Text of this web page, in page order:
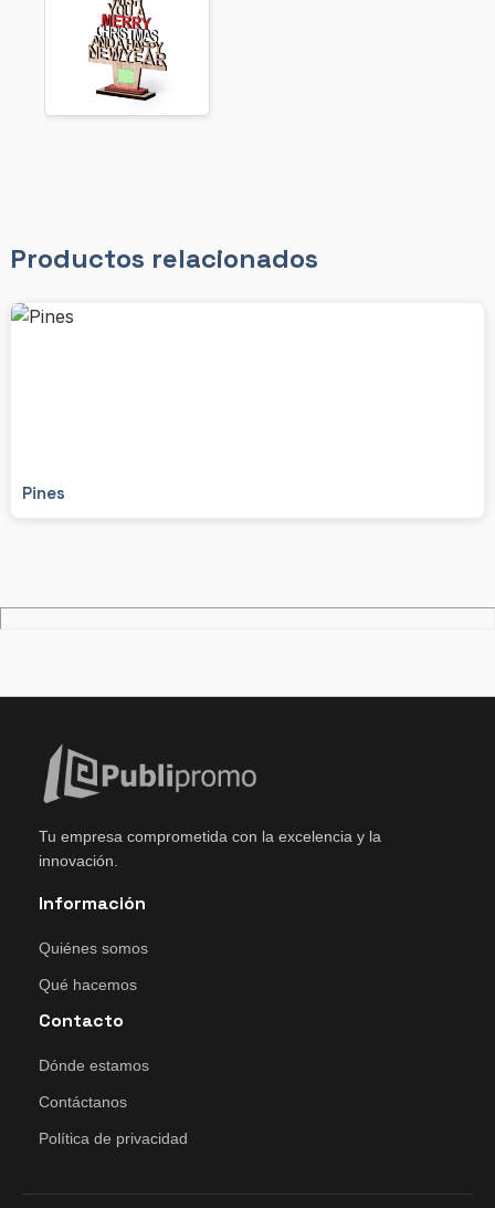
Productos relacionados
Pines
Tu empresa comprometida con la excelencia y la
innovación.
Información
Quiénes somos
Qué hacemos
Contacto
Dónde estamos
Contáctanos
Política de privacidad